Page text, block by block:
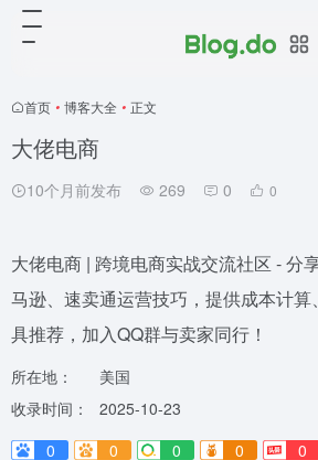
首页 • 博客大全 • 正文
大佬电商
10个月前发布 269 0 0
大佬电商 | 跨境电商实战交流社区 - 分
马逊、速卖通运营技巧，提供成本计
具推荐，加入QQ群与卖家同行！
所在地：
美国
收录时间：
2025-10-23
0
0 0 0 0